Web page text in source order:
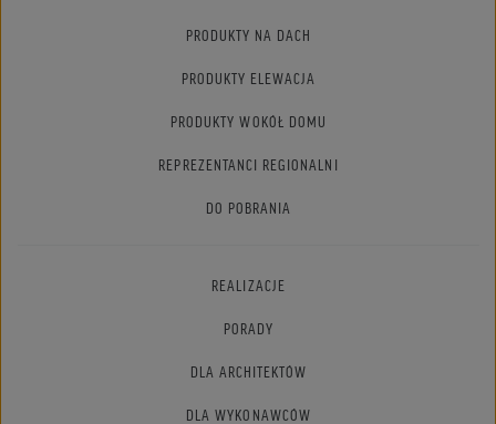
PRODUKTY NA DACH
PRODUKTY ELEWACJA
PRODUKTY WOKÓŁ DOMU
REPREZENTANCI REGIONALNI
DO POBRANIA
REALIZACJE
PORADY
DLA ARCHITEKTÓW
DLA WYKONAWCÓW